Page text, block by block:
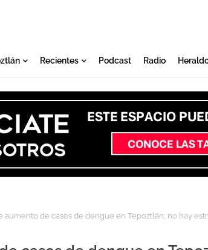
Recientes Podcast Radio
aumento de casos de dengue en Tepoztlán; no hay